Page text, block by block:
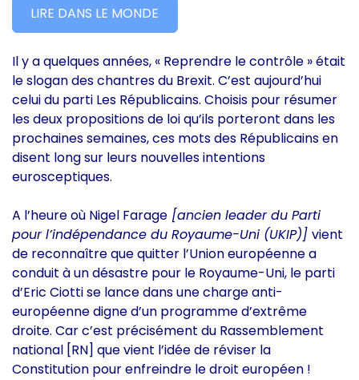
LIRE DANS LE MONDE
Il y a quelques années, « Reprendre le contrôle » était
le slogan des chantres du Brexit. C’est aujourd’hui
celui du parti Les Républicains. Choisis pour résumer
les deux propositions de loi qu’ils porteront dans les
prochaines semaines, ces mots des Républicains en
disent long sur leurs nouvelles intentions
eurosceptiques.
A l’heure où Nigel Farage [ancien leader du Parti
pour l’indépendance du Royaume-Uni (UKIP)] vient
de reconnaître que quitter l’Union européenne a
conduit à un désastre pour le Royaume-Uni, le parti
d’Eric Ciotti se lance dans une charge anti-
européenne digne d’un programme d’extrême
droite. Car c’est précisément du Rassemblement
national [RN] que vient l’idée de réviser la
Constitution pour enfreindre le droit européen !